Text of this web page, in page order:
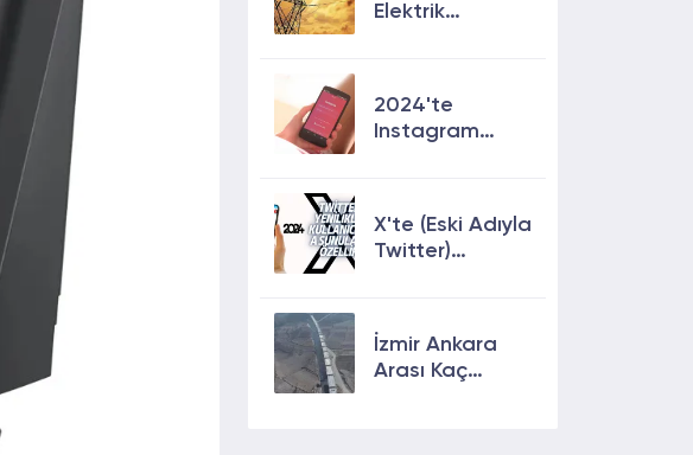
Elektrik
2024'te
Instagram
Etkili Yolları!
X'te (Eski Adıyla
Twitter)
Sunulan Son
Özellikler 2024
İzmir Ankara
Arası Kaç